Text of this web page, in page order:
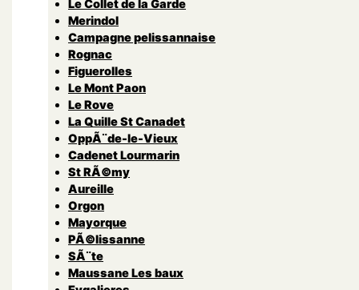
Le Collet de la Garde
Merindol
Campagne pelissannaise
Rognac
Figuerolles
Le Mont Paon
Le Rove
La Quille St Canadet
OppÃ¨de-le-Vieux
Cadenet Lourmarin
St RÃ©my
Aureille
Orgon
Mayorque
PÃ©lissanne
SÃ¨te
Maussane Les baux